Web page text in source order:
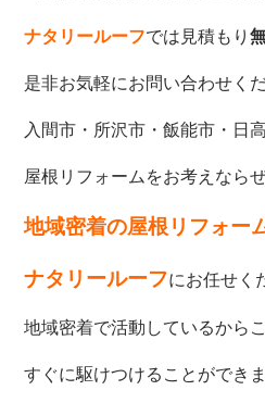
ナタリールーフでは見積もり
是非お気軽にお問い合わせくだ
入間市・所沢市・飯能市・日
屋根リフォームをお考えならぜ
地域密着の屋根リフォー
ナタリールーフにお任せく
地域密着で活動しているからこ
すぐに駆けつけることができま